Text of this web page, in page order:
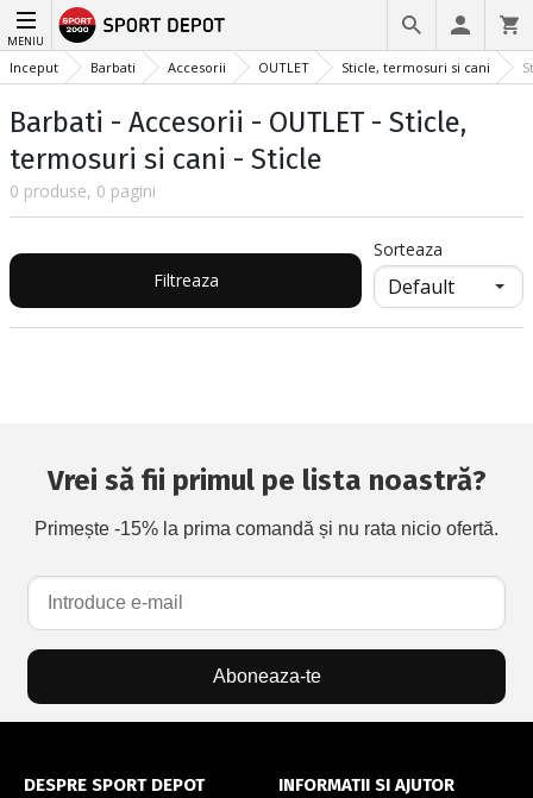
MENIU
Inceput Barbati Accesorii OUTLET Sticle, termosuri si cani
Barbati - Accesorii - OUTLET - Sticle,
termosuri si cani - Sticle
0 produse, 0 pagini
Filtreaza
Sorteaza
Vrei să fii primul pe lista noastră?
Primește -15% la prima comandă și nu rata nicio ofertă.
Aboneaza-te
DESPRE SPORT DEPOT INFORMATII SI AJUTOR